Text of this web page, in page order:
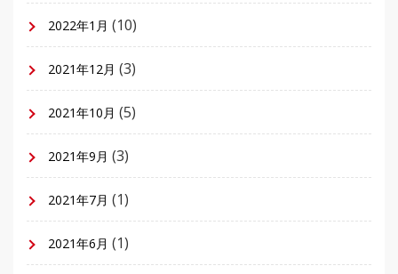
2022年1月 (10)
2021年12月 (3)
2021年10月 (5)
2021年9月 (3)
2021年7月 (1)
2021年6月 (1)